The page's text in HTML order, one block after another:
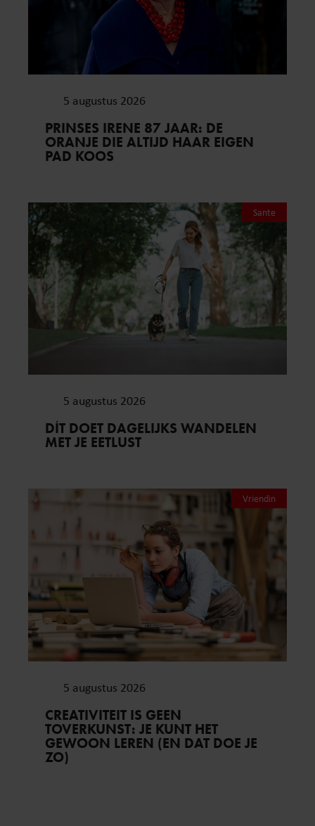
5 augustus 2026
PRINSES IRENE 87 JAAR: DE
ORANJE DIE ALTIJD HAAR EIGEN
PAD KOOS
Sante
5 augustus 2026
DÍT DOET DAGELIJKS WANDELEN
MET JE EETLUST
Vriendin
5 augustus 2026
CREATIVITEIT IS GEEN
TOVERKUNST: JE KUNT HET
GEWOON LEREN (EN DAT DOE JE
ZO)